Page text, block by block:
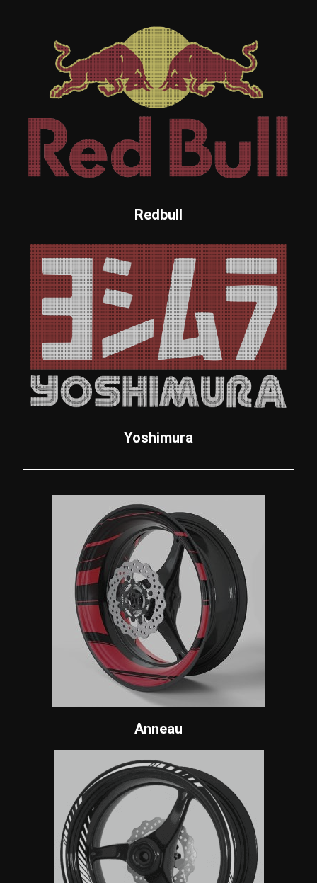
Redbull
Yoshimura
Anneau